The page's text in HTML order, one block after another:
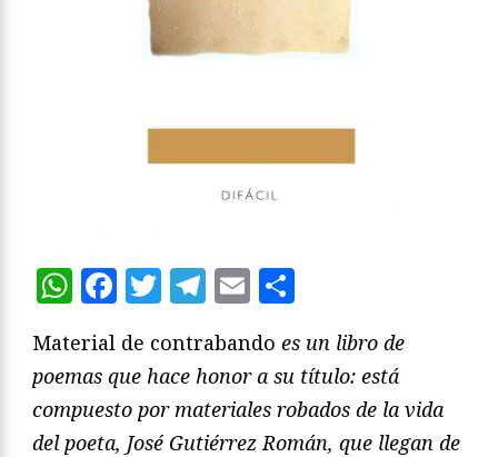
WhatsApp
Facebook
Twitter
Telegram
Email
Material de contrabando es un libro de
poemas que hace honor a su título: está
compuesto por materiales robados de la vida
del poeta, José Gutiérrez Román, que llegan de